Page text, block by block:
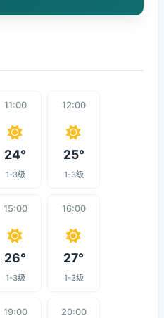
11:00
24°
1-3级
12:00
25°
1-3级
15:00
26°
1-3级
16:00
27°
1-3级
19:00 20:00